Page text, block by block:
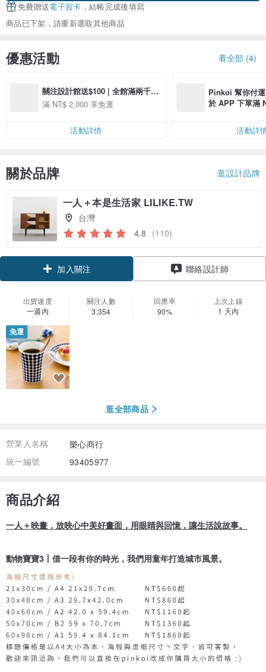
免費贈送電子賀卡 ，結帳完成後填寫
商品已下架，請重新選取其他商品
優惠活動 看全部 (4)
關注設計館送$100 | 全館滿兩千免
運
滿 NT$ 2,000 享免運
活動詳情
Pinkoi 幫你付
於 APP 下單滿
活動詳
關於品牌 逛設計品牌
一人＋本是生活家 LILIKE.TW
台灣
4.8 (110)
加入關注 聯絡設計師
出貨速度
一週內
關注人數
3,354
回應率
90%
上次上線
1 天內
免運
逛全部商品
營業人名稱
樂心商行
統一編號
93405977
商品介紹
一人＋映畫，放映心中美好畫面，用眼睛與回憶，讓生活說故事。
動物寶寶3丨借一段有你的時光，我們用童年打造城市風景。